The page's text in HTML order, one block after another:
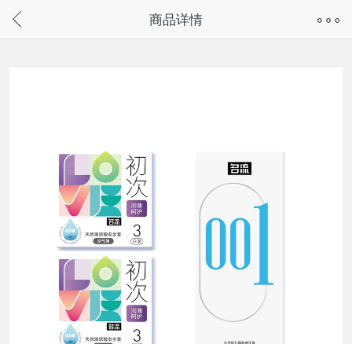
请通过微信或支付宝搜“奇兔客小程序”访问
商品详情